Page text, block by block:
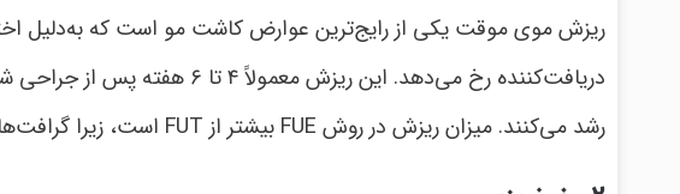
ریزش موی موقت یکی از رایج‌ترین عوارض کاشت مو است که به‌دلیل
دریافت‌کننده رخ می‌دهد. این
رشد می‌کنند. میزان ریزش در روش FUE بیشتر از FUT است، زیرا گرافت‌های بزرگ‌تری برداشته می‌شوند.